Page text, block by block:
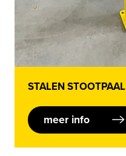
STALEN STOOTPAAL
meer info